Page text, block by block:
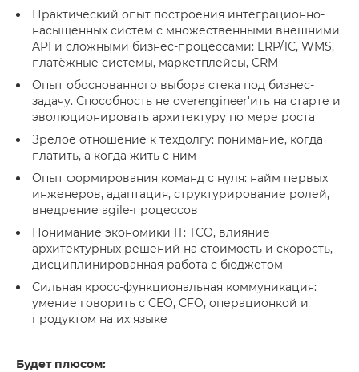
Практический опыт построения интеграционно-
насыщенных систем с множественными внешними
API и сложными бизнес-процессами: ERP/1С, WMS,
платёжные системы, маркетплейсы, CRM
Опыт обоснованного выбора стека под бизнес-
задачу. Способность не overengineer'ить на старте и
эволюционировать архитектуру по мере роста
Зрелое отношение к техдолгу: понимание, когда
платить, а когда жить с ним
Опыт формирования команд с нуля: найм первых
инженеров, адаптация, структурирование ролей,
внедрение agile-процессов
Понимание экономики IT: TCO, влияние
архитектурных решений на стоимость и скорость,
дисциплинированная работа с бюджетом
Сильная кросс-функциональная коммуникация:
умение говорить с CEO, CFO, операционкой и
продуктом на их языке
Будет плюсом: